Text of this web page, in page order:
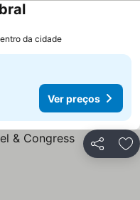
Ver preços
da cidade
Ver preços
Partilhar